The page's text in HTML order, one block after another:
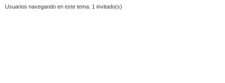
Usuarios navegando en este tema: 1 invitado(s)